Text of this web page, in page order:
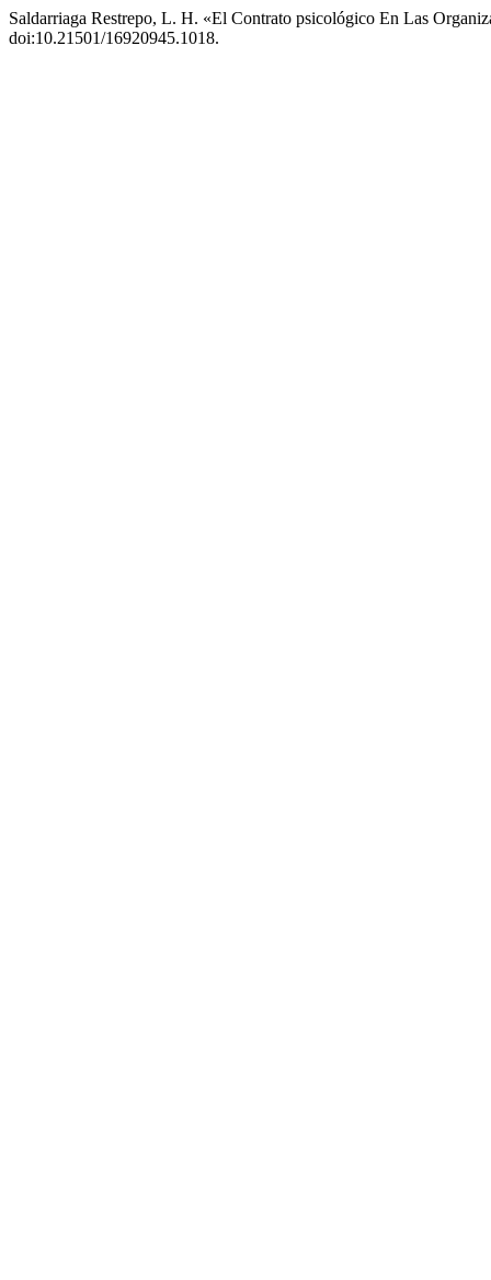
Saldarriaga Restrepo, L. H. «El Contrato psicológico En Las
doi:10.21501/16920945.1018.